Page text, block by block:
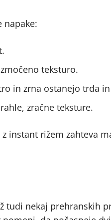
napake:
teksturo.
in zrna ostanejo trda
zračne teksture.
rižem zahteva
tudi nekaj prehranskih